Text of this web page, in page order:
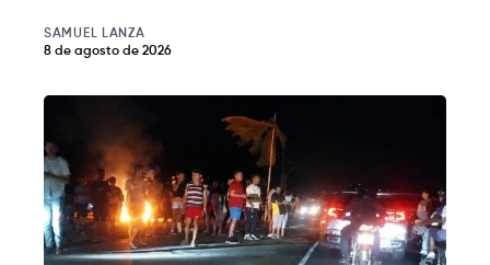
SAMUEL LANZA
8 de agosto de 2026